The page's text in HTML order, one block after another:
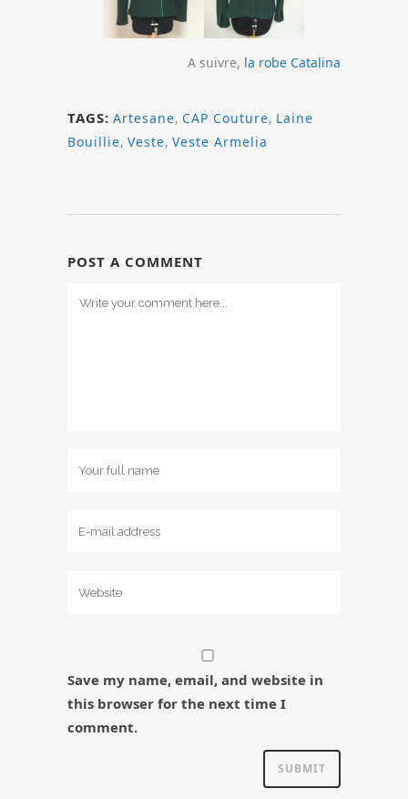
A suivre, la robe Catalina
TAGS: Artesane, CAP Couture, Laine
Bouillie, Veste, Veste Armelia
POST A COMMENT
Save my name, email, and website in
this browser for the next time I
comment.